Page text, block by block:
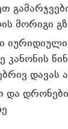
მორიგი
კანონის
დავას
და